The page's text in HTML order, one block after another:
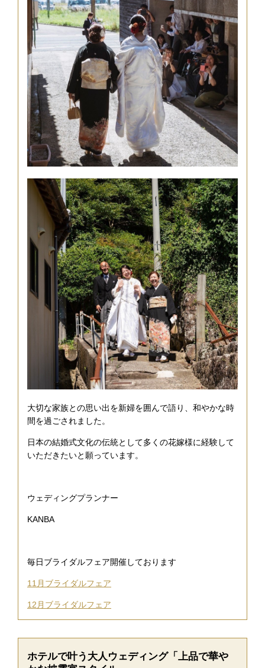
大切な家族との思い出を新婦を囲んで語り、和やかな時
間を過ごされました。
日本の結婚式文化の伝統として多くの花嫁様に経験して
いただきたいと願っています。
ウェディングプランナー
KANBA
毎日ブライダルフェア開催しております
11月ブライダルフェア
12月ブライダルフェア
ホテルで叶う大人ウェディング「上品で華や